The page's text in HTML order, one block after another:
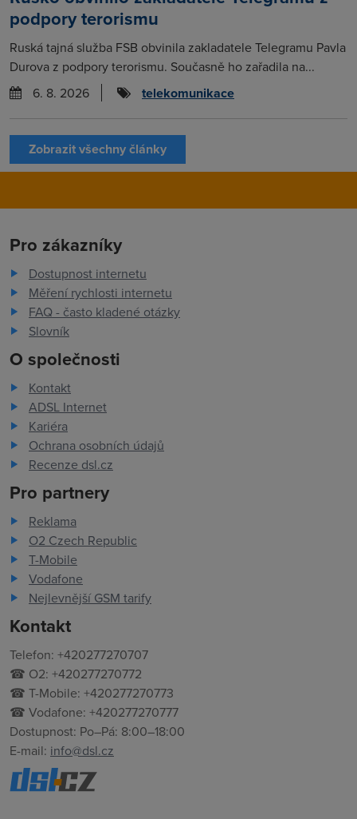
podpory terorismu
Ruská tajná služba FSB obvinila zakladatele Telegramu Pavla
Durova z podpory terorismu. Současně ho zařadila na...
6. 8. 2026
telekomunikace
Zobrazit všechny články
Pro zákazníky
Dostupnost internetu
Měření rychlosti internetu
FAQ - často kladené otázky
Slovník
O společnosti
Kontakt
ADSL Internet
Kariéra
Ochrana osobních údajů
Recenze dsl.cz
Pro partnery
Reklama
O2 Czech Republic
T-Mobile
Vodafone
Nejlevnější GSM tarify
Kontakt
Telefon: +420277270707
☎ O2: +420277270772
☎ T-Mobile: +420277270773
☎ Vodafone: +420277270777
Dostupnost: Po–Pá: 8:00–18:00
E-mail: info@dsl.cz